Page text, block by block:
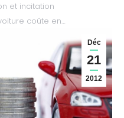
et incitation
coûte en…
Déc
21
2012